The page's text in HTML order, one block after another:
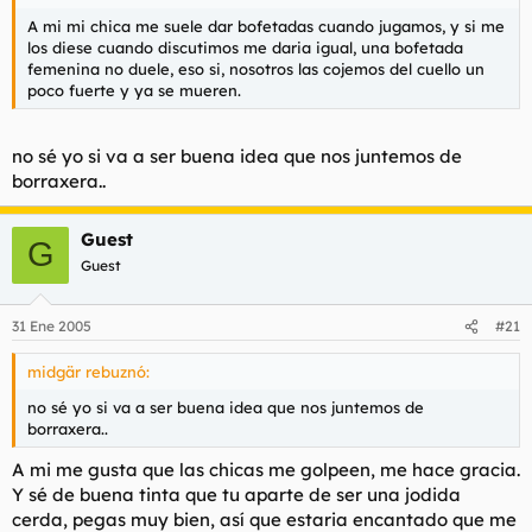
A mi mi chica me suele dar bofetadas cuando jugamos, y si me
los diese cuando discutimos me daria igual, una bofetada
femenina no duele, eso si, nosotros las cojemos del cuello un
poco fuerte y ya se mueren.
no sé yo si va a ser buena idea que nos juntemos de
borraxera..
G Guest
Guest
31 Ene 2005 #21
midgär rebuznó:
no sé yo si va a ser buena idea que nos juntemos de
borraxera..
A mi me gusta que las chicas me golpeen, me hace gracia.
Y sé de buena tinta que tu aparte de ser una jodida
cerda, pegas muy bien, así que estaria encantado que me